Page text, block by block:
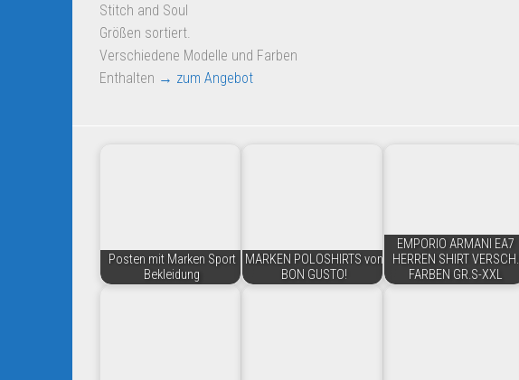
Stitch and Soul
Größen sortiert.
Verschiedene Modelle und Farben
Enthalten → zum Angebot
Posten mit Marken Sport
Bekleidung
MARKEN POLOSHIRTS von
BON GUSTO!
EMPORIO ARMANI EA7
HERREN SHIRT VERSCH.
FARBEN GR.S-XXL